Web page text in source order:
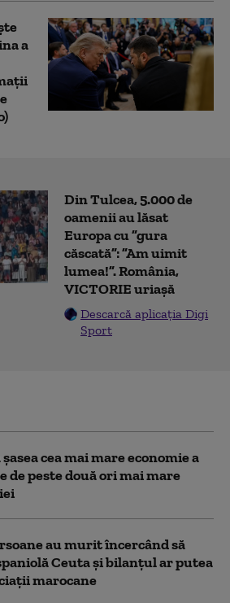
a
Din Tulcea, 5.000 de
oamenii au lăsat
Europa cu ”gura
căscată”: ”Am uimit
lumea!”. România,
VICTORIE uriașă
Descarcă aplicația Digi
Sport
cea mai mare economie a
de peste două ori mai mare
au murit încercând să
Ceuta şi bilanţul ar putea
marocane